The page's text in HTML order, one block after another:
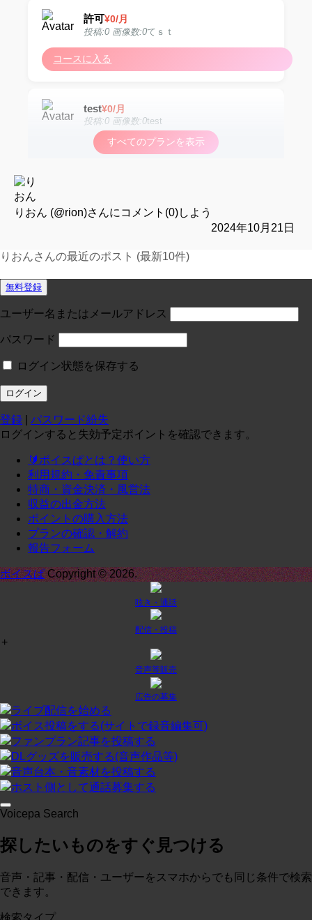
許可¥0/月
投稿:0 画像数:0てｓｔ
コースに入る
test¥0/月
投稿:0 画像数:0test
コースに入る
投稿:0 画像数:0 test
コースに入る
定期1-1¥0/月
投稿:0 画像数:0
コースに入る
投稿:0 画像数:0てｓｔ
テスト
プラン２¥0/月
投稿:0 画像数:0テスト
コースに入る
投稿:0 画像数:0概略
すべてのプランを表示
りおん (@rion)さんにコメント(0)しよう
2024年10月21日
りおんさんの最近のポスト (最新10件)
無料登録
ユーザー名またはメールアドレス
パスワード
ログイン状態を保存する
登録
パスワード紛失
ログインすると失効予定ポイントを確認できます。
🔰ボイスぱとは？使い方
利用規約・免責事項
特商・資金決済・風営法
収益の出金方法
ポイントの購入方法
プランの確認・解約
報告フォーム
ボイスぱCopyright © 2026.
呟き・通話
配信・投稿
+
音声等販売
広告の募集
ライブ配信を始める
ボイス投稿をする(サイトで録音編集可)
ファンプラン記事を投稿する
DLグッズを販売する(音声作品等)
音声台本・音素材を投稿する
ホスト側として通話募集する
Voicepa Search
探したいものをすぐ見つける
音声・記事・配信・ユーザーをスマホからでも同じ条件で検索
できます。
検索タイプ